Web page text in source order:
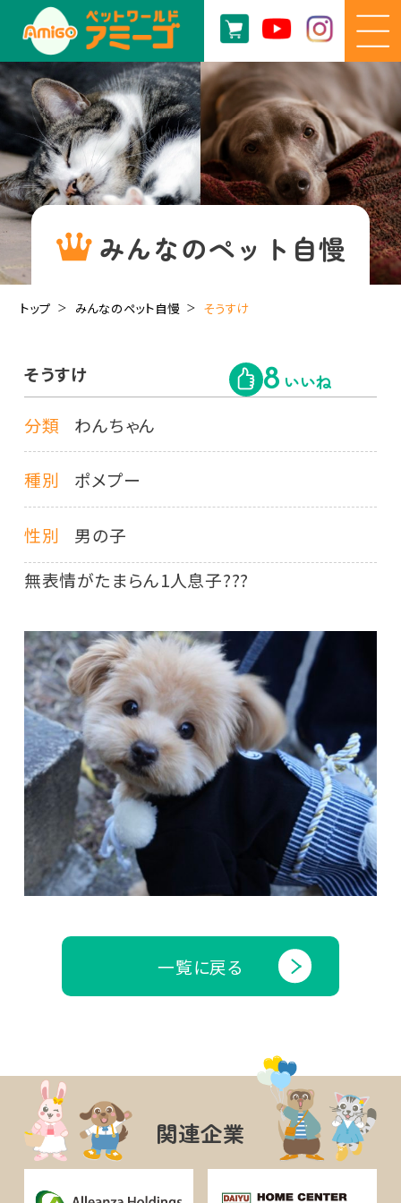
みんなのペット自慢
トップ みんなのペット自慢 そうすけ
そうすけ 8 いいね
分類 わんちゃん
種別 ポメプー
性別
男の子
無表情がたまらん1人息子???
一覧に戻る
関連企業